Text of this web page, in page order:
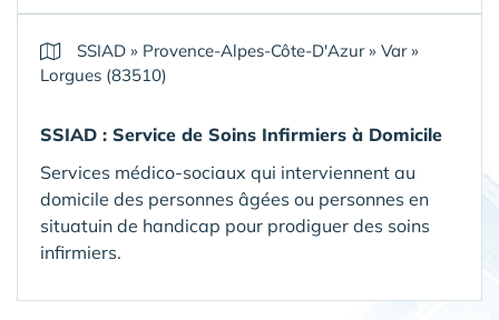
SSIAD » Provence-Alpes-Côte-D'Azur» Var»
Lorgues (83510)
SSIAD : Service de Soins Infirmiers à Domicile
Services médico-sociaux qui interviennent au
domicile des personnes âgées ou personnes en
situatuin de handicap pour prodiguer des soins
infirmiers.